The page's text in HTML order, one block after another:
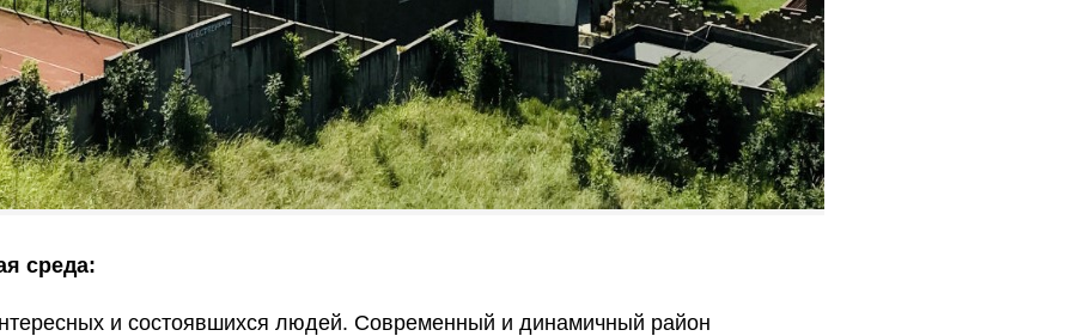
среда:
и состоявшихся людей. Современный и динамичный район